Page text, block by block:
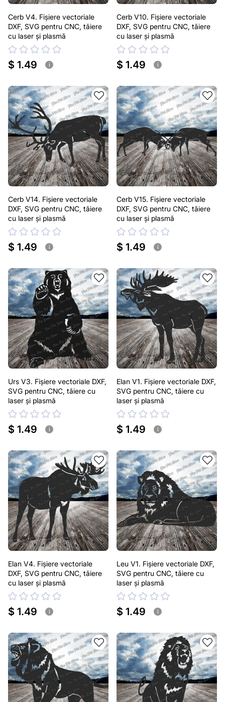
Cerb V4. Fișiere vectoriale
DXF, SVG pentru CNC, tăiere
cu laser și plasmă
$ 1.49 i
Cerb V10. Fișiere vectoriale
DXF, SVG pentru CNC, tăiere
cu laser și plasmă
$ 1.49 i
Cerb V14. Fișiere vectoriale
DXF, SVG pentru CNC, tăiere
cu laser și plasmă
$ 1.49 i
Cerb V15. Fișiere vectoriale
DXF, SVG pentru CNC, tăiere
cu laser și plasmă
$ 1.49 i
Urs V3. Fișiere vectoriale DXF,
SVG pentru CNC, tăiere cu
laser și plasmă
$ 1.49 i
Elan V1. Fișiere vectoriale DXF,
SVG pentru CNC, tăiere cu
laser și plasmă
$ 1.49 i
Elan V4. Fișiere vectoriale
DXF, SVG pentru CNC, tăiere
cu laser și plasmă
$ 1.49 i
Leu V1. Fișiere vectoriale DXF,
SVG pentru CNC, tăiere cu
laser și plasmă
$ 1.49 i